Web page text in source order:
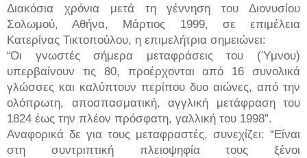
Διακόσια χρόνια μετά τη γέννηση του Διονυσίου
Σολωμού, Αθήνα, Μάρτιος 1999, σε επιμέλεια
Κατερίνας Τικτοπούλου, η επιμελήτρια σημειώνει:
“Οι γνωστές σήμερα μεταφράσεις του (Ύμνου)
υπερβαίνουν τις 80, προέρχονται από 16 συνολικά
γλώσσες και καλύπτουν περίπου δυο αιώνες, από την
ολόπρωτη, αποσπασματική, αγγλική μετάφραση του
1824 έως την πλέον πρόσφατη, γαλλική του 1998”.
Αναφορικά δε για τους μεταφραστές, συνεχίζει: “Είναι
στη συντριπτική πλειοψηφία τους ξένοι